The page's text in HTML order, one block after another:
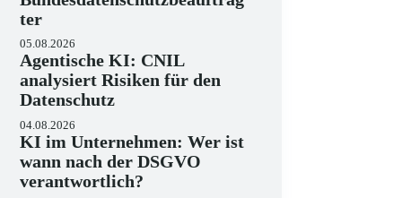
ter
05.08.2026
Agentische KI: CNIL
analysiert Risiken für den
Datenschutz
04.08.2026
KI im Unternehmen: Wer ist
wann nach der DSGVO
verantwortlich?